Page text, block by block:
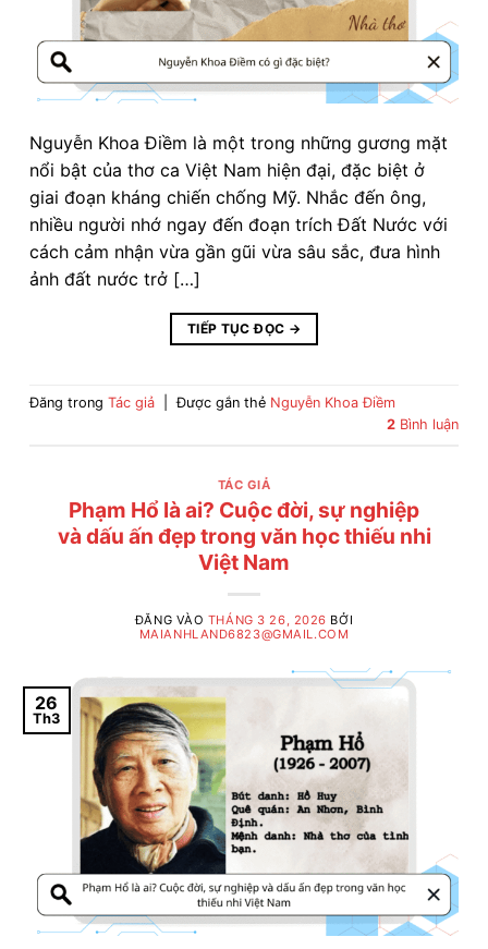
Nguyễn Khoa Điềm là một trong những gương mặt
nổi bật của thơ ca Việt Nam hiện đại, đặc biệt ở
giai đoạn kháng chiến chống Mỹ. Nhắc đến ông,
nhiều người nhớ ngay đến đoạn trích Đất Nước với
cách cảm nhận vừa gần gũi vừa sâu sắc, đưa hình
ảnh đất nước trở […]
TIẾP TỤC ĐỌC →
Đăng trong Tác giả Được gắn thẻ Nguyễn Khoa Điềm
2 Bình luận
TÁC GIẢ
Phạm Hổ là ai? Cuộc đời, sự nghiệp
và dấu ấn đẹp trong văn học thiếu nhi
Việt Nam
ĐĂNG VÀO THÁNG 3 26, 2026 BỞI
MAIANHLAND6823@GMAIL.COM
26
Th3